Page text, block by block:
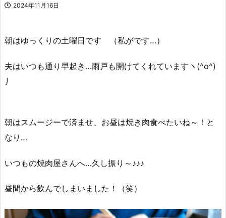
2024年11月16日
朝はゆっくりの土曜日です （私がです…）
夫はいつも通り早起き…雨戸も開けてくれていますヽ(^o^)
丿
朝はスムージーで済ませ、お昼は焼き肉食べたいね～！と
なり…
いつもの焼肉屋さんへ…久し振り～♪♪♪
昼間から飲んでしまいました！（笑）